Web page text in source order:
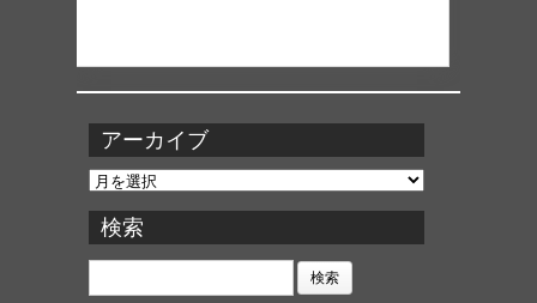
アーカイブ
ア
カ
イ
ブ
検索
検